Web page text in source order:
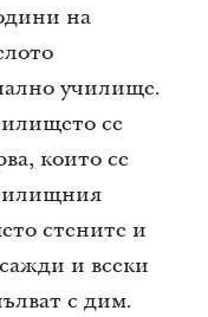
на
училище.
се
които се
стените и
и всеки
с дим.